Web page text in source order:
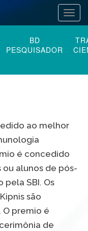
BD
PESQUISADOR
ao melhor
é concedido
ou alunos de pós-
SBI. Os
são
O premio é
de